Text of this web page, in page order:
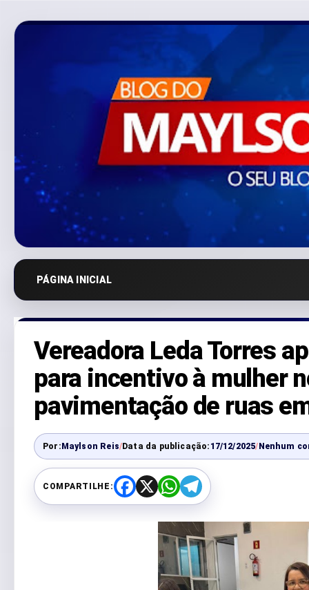
PÁGINA INICIAL
Vereadora Leda Torres
para incentivo à mulher
pavimentação de ruas
Por:Maylson Reis/Data da publicação: 17/12/2025/Nenhum
COMPARTILHE:
F
a
X
W
h
t
s
A
T
e
e
g
r
a
m